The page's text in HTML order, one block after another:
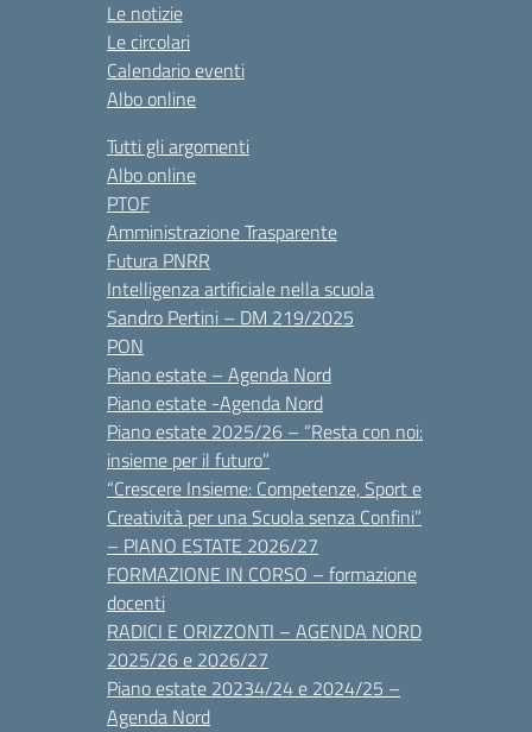
Le notizie
Le circolari
Calendario eventi
Albo online
Tutti gli argomenti
Albo online
PTOF
Amministrazione Trasparente
Futura PNRR
Intelligenza artificiale nella scuola
Sandro Pertini – DM 219/2025
PON
Piano estate – Agenda Nord
Piano estate -Agenda Nord
Piano estate 2025/26 – “Resta con noi:
insieme per il futuro”
“Crescere Insieme: Competenze, Sport e
Creatività per una Scuola senza Confini”
– PIANO ESTATE 2026/27
FORMAZIONE IN CORSO – formazione
docenti
RADICI E ORIZZONTI – AGENDA NORD
2025/26 e 2026/27
Piano estate 20234/24 e 2024/25 –
Agenda Nord